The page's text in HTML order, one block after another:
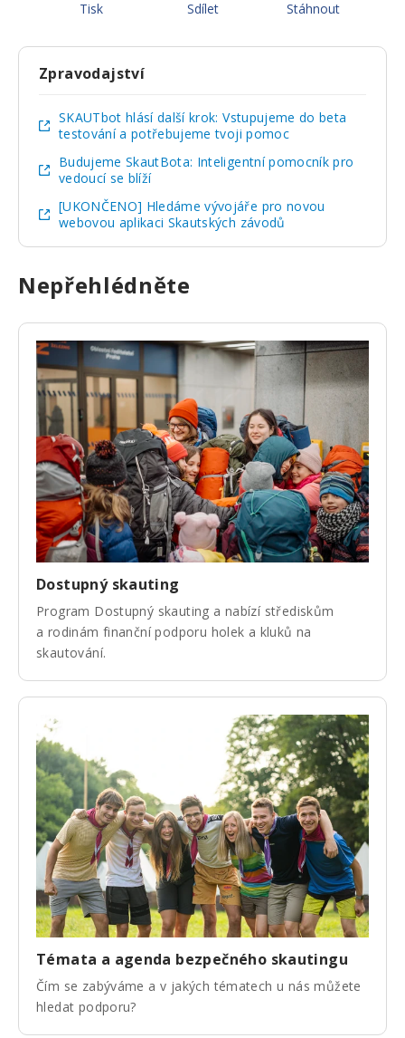
Tisk Sdílet Stáhnout
Zpravodajství
SKAUTbot hlásí další krok: Vstupujeme do beta
testování a potřebujeme tvoji pomoc
Budujeme SkautBota: Inteligentní pomocník pro
vedoucí se blíží
[UKONČENO] Hledáme vývojáře pro novou
webovou aplikaci Skautských závodů
Nepřehlédněte
Dostupný skauting
Program Dostupný skauting a nabízí střediskům
a rodinám finanční podporu holek a kluků na
skautování.
Témata a agenda bezpečného skautingu
Čím se zabýváme a v jakých tématech u nás můžete
hledat podporu?